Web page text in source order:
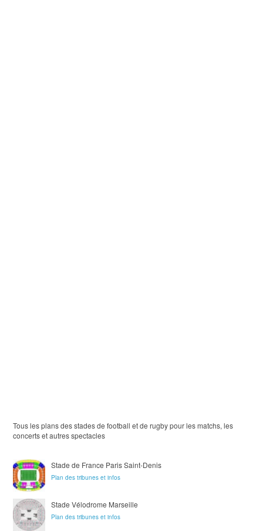
Tous les plans des stades de football et de rugby pour les matchs, les
concerts et autres spectacles
Stade de France Paris Saint-Denis
Plan des tribunes et infos
Stade Vélodrome Marseille
Plan des tribunes et infos